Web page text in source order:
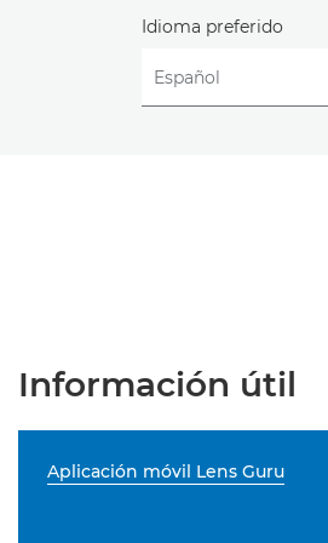
Idioma preferido
Información útil
Aplicación móvil Lens Guru